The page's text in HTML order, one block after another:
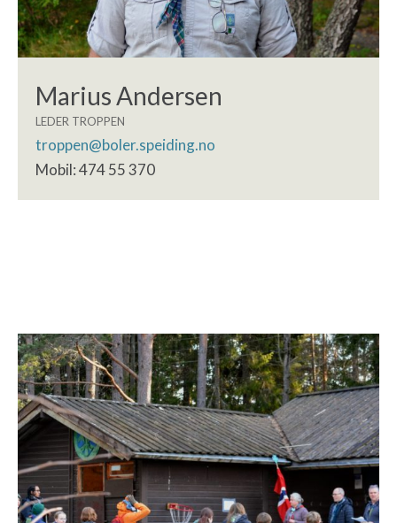
Marius Andersen
LEDER TROPPEN
troppen@boler.speiding.no
Mobil: 474 55 370